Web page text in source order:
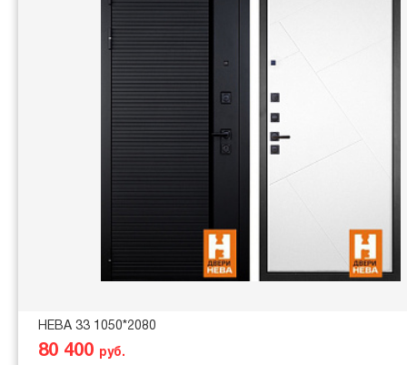
НЕВА 33 1050*2080
80 400 руб.